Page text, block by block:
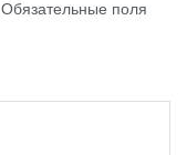
Обязательные поля